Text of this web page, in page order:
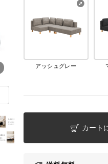
アッシュグレー
カート